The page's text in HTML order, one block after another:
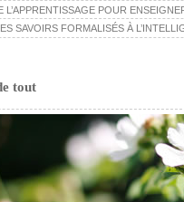
L’APPRENTISSAGE POUR
SAVOIRS FORMALISÉS À
tout